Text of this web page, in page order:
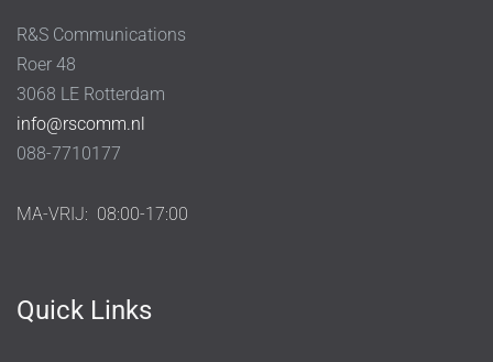
R&S Communications
Roer 48
3068 LE Rotterdam
info@rscomm.nl
088-7710177
MA-VRIJ: 08:00-17:00
Quick Links